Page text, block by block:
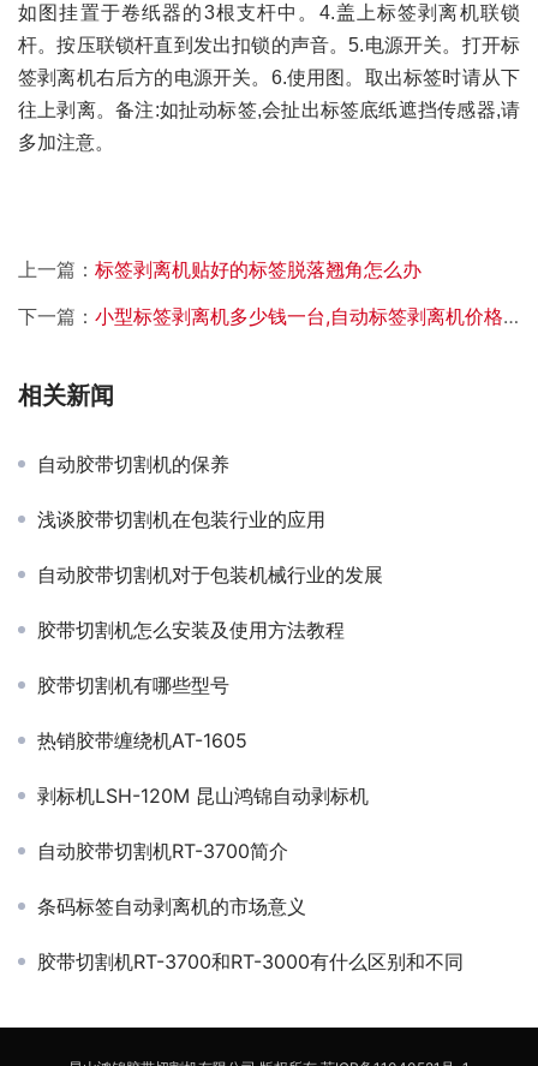
如图挂置于卷纸器的3根支杆中。4.盖上标签剥离机联锁
杆。按压联锁杆直到发出扣锁的声音。5.电源开关。打开标
签剥离机右后方的电源开关。6.使用图。取出标签时请从下
往上剥离。备注:如扯动标签,会扯出标签底纸遮挡传感器,请
多加注意。
上一篇： 标签剥离机贴好的标签脱落翘角怎么办
下一篇： 小型标签剥离机多少钱一台,自动标签剥离机价格怎么卖
相关新闻
自动胶带切割机的保养
浅谈胶带切割机在包装行业的应用
自动胶带切割机对于包装机械行业的发展
胶带切割机怎么安装及使用方法教程
胶带切割机有哪些型号
热销胶带缠绕机AT-1605
剥标机LSH-120M 昆山鸿锦自动剥标机
自动胶带切割机RT-3700简介
条码标签自动剥离机的市场意义
胶带切割机RT-3700和RT-3000有什么区别和不同